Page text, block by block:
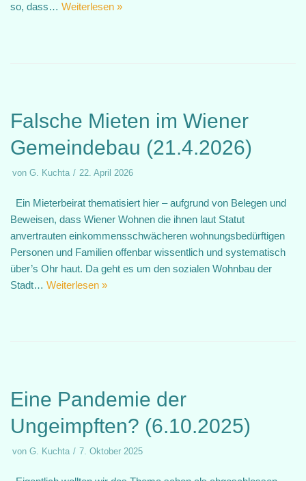
so, dass… Weiterlesen »
Falsche Mieten im Wiener
Gemeindebau (21.4.2026)
von G. Kuchta 22. April 2026
Ein Mieterbeirat thematisiert hier – aufgrund von Belegen und
Beweisen, dass Wiener Wohnen die ihnen laut Statut
anvertrauten einkommensschwächeren wohnungsbedürftigen
Personen und Familien offenbar wissentlich und systematisch
über’s Ohr haut. Da geht es um den sozialen Wohnbau der
Stadt… Weiterlesen »
Eine Pandemie der
Ungeimpften? (6.10.2025)
von G. Kuchta 7. Oktober 2025